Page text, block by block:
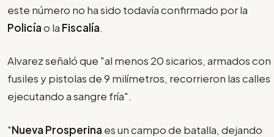
este número no ha sido todavía confirmado por la
Policíao la Fiscalía.
Alvarez señaló que "al menos 20 sicarios, armados con
fusiles y pistolas de 9 milímetros, recorrieron las calles
ejecutando a sangre fría".
"Nueva Prosperina es un campo de batalla, dejando